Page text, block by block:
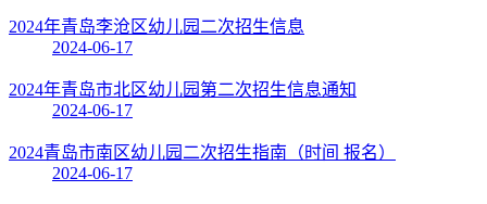
2024年青岛李沧区幼儿园二次招生信息
2024-06-17
2024年青岛市北区幼儿园第二次招生信息通知
2024-06-17
2024青岛市南区幼儿园二次招生指南（时间 报名）
2024-06-17